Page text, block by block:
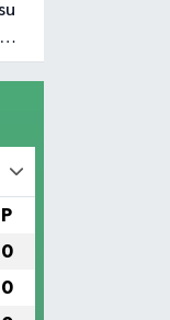
P
0
0